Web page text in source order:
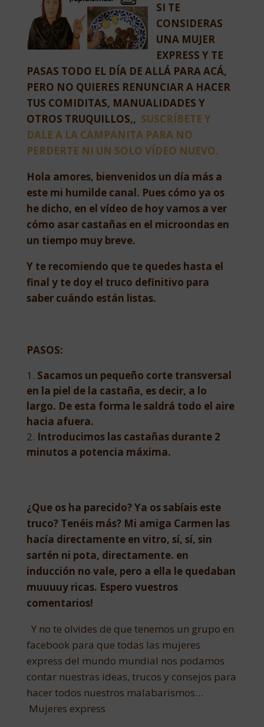
SI TE
CONSIDERAS
UNA MUJER
EXPRESS Y TE
PASAS TODO EL DÍA DE ALLÁ PARA ACÁ,
PERO NO QUIERES RENUNCIAR A HACER
TUS COMIDITAS, MANUALIDADES Y
OTROS TRUQUILLOS,, SUSCRÍBETE Y
DALE A LA CAMPANITA PARA NO
PERDERTE NI UN SOLO VÍDEO NUEVO.
Hola amores, bienvenidos un día más a
este mi humilde canal. Pues cómo ya os
he dicho, en el vídeo de hoy vamos a ver
cómo asar castañas en el microondas en
un tiempo muy breve.
Y te recomiendo que te quedes hasta el
final y te doy el truco definitivo para
saber cuándo están listas.
PASOS:
Sacamos un pequeño corte transversal
en la piel de la castaña, es decir, a lo
largo. De esta forma le saldrá todo el aire
hacia afuera.
Introducimos las castañas durante 2
minutos a potencia máxima.
¿Que os ha parecido? Ya os sabíais este
truco? Tenéis más? Mi amiga Carmen las
hacía directamente en vitro, sí, sí, sin
sartén ni pota, directamente. en
inducción no vale, pero a ella le quedaban
muuuuy ricas. Espero vuestros
comentarios!
Y no te olvides de que tenemos un grupo en
facebook para que todas las mujeres
express del mundo mundial nos podamos
contar nuestras ideas, trucos y consejos para
hacer todos nuestros malabarismos…
Mujeres express